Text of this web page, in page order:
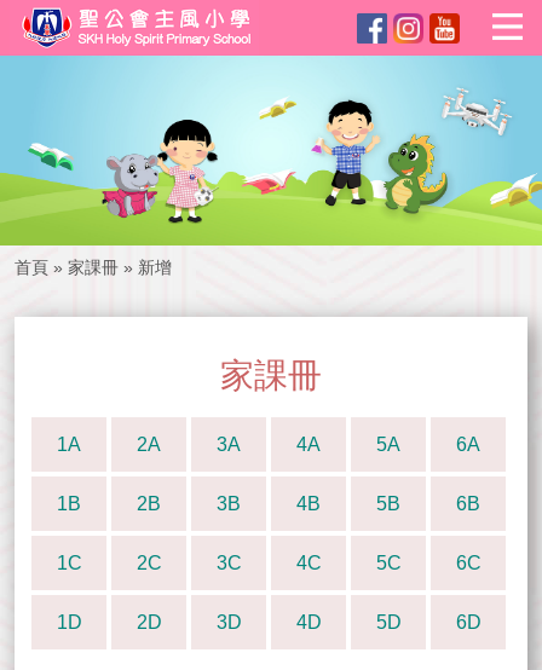
首頁 » 家課冊 » 新增
家課冊
1A 2A 3A 4A 5A 6A
1B 2B 3B 4B 5B 6B
1C 2C 3C 4C 5C 6C
1D 2D 3D 4D 5D 6D